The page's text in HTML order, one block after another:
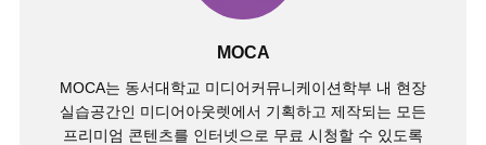
MOCA
MOCA는 동서대학교 미디어커뮤니케이션학부 내 현장
실습공간인 미디어아웃렛에서 기획하고 제작되는 모든
프리미엄 콘텐츠를 인터넷으로 무료 시청할 수 있도록